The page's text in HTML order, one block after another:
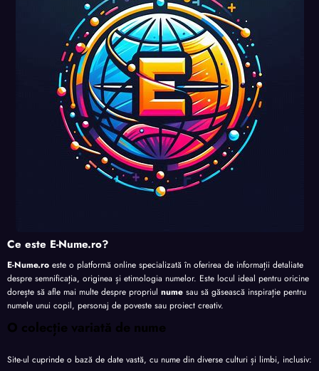
perso
nalita
te
perso
nalita
te
Ce este E-Nume.ro?
E-Nume.ro este o platformă online specializată în oferirea de informații detaliate
despre semnificația, originea și etimologia numelor. Este locul ideal pentru oricine
dorește să afle mai multe despre propriul nume sau să găsească inspirație pentru
numele unui copil, personaj de poveste sau proiect creativ.
O colecție variată de nume
Site-ul cuprinde o bază de date vastă, cu nume din diverse culturi și limbi, inclusiv: